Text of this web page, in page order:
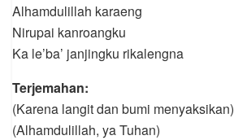
Alhamdulillah karaeng
Nirupai kanroangku
Ka le’ba’ janjingku rikalengna
Terjemahan:
(Karena langit dan bumi menyaksikan)
(Alhamdulillah, ya Tuhan)